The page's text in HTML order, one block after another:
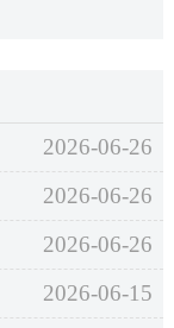
2026-06-26
2026-06-26
2026-06-26
2026-06-15